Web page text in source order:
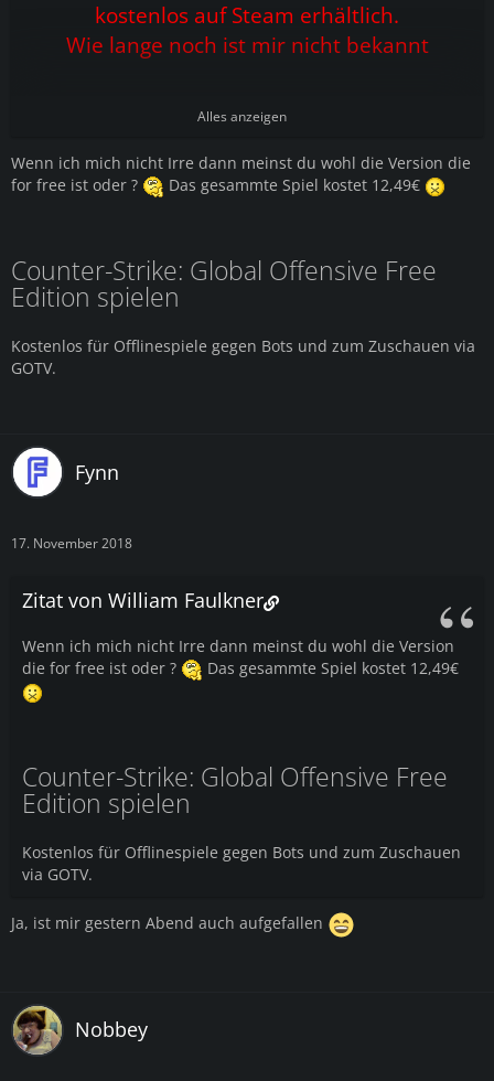
kostenlos auf Steam erhältlich.
Wie lange noch ist mir nicht bekannt
2-play.de/attachment/4565/
Alles anzeigen
Wenn ich mich nicht Irre dann meinst du wohl die Version die
for free ist oder ?
Das gesammte Spiel kostet 12,49€
Counter-Strike: Global Offensive Free
Edition spielen
Kostenlos für Offlinespiele gegen Bots und zum Zuschauen via
GOTV.
Fynn
17. November 2018
Zitat von William Faulkner
Wenn ich mich nicht Irre dann meinst du wohl die Version
die for free ist oder ?
Das gesammte Spiel kostet 12,49€
Counter-Strike: Global Offensive Free
Edition spielen
Kostenlos für Offlinespiele gegen Bots und zum Zuschauen
via GOTV.
Ja, ist mir gestern Abend auch aufgefallen
Nobbey